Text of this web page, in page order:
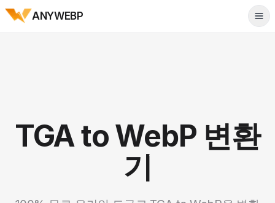
ANYWEBP
TGA to WebP 변환
기